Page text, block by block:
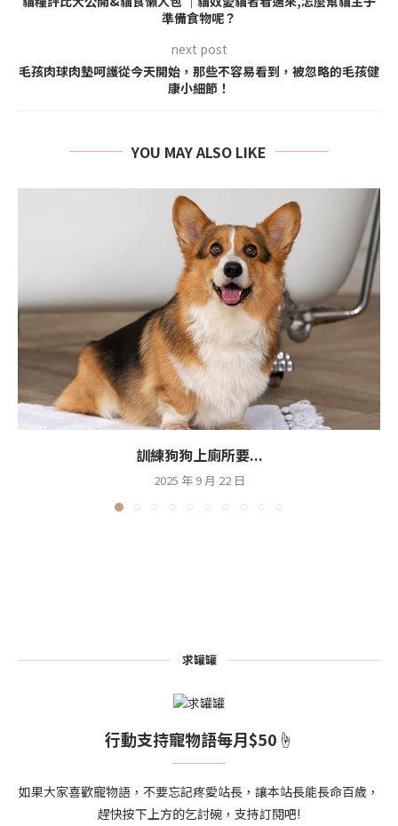
準備食物呢？
next post
毛孩肉球肉墊呵護從今天開始，那些不容易看到，被忽略的毛孩健
康小細節！
YOU MAY ALSO LIKE
訓練狗狗上廁所要...
2025 年 9 月 22 日
求罐罐
行動支持寵物語每月$50☝
如果大家喜歡寵物語，不要忘記疼愛站長，讓本站長能長命百歲，
趕快按下上方的乞討碗，支持訂閱吧!